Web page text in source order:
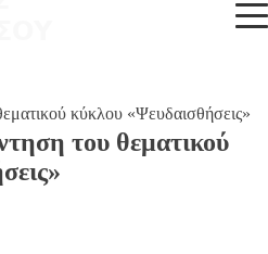
κύκλου «Ψευδαισθήσεις»
του θεματικού